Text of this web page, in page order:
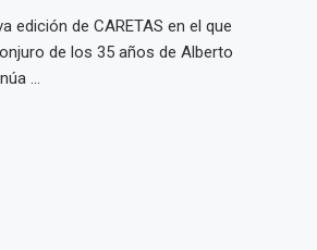
edición de CARETAS en el que
de los 35 años de Alberto
...